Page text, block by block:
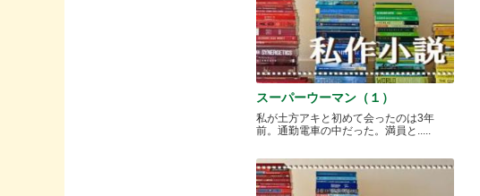
スーパーウーマン（１）
私が土方アキと初めて会ったのは3年
前。通勤電車の中だった。満員と.....